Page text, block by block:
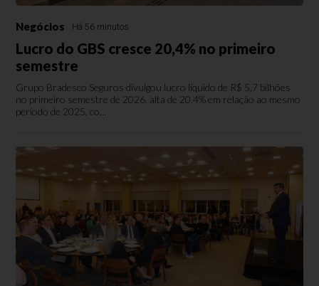
Negócios Há 56 minutos
Lucro do GBS cresce 20,4% no primeiro
semestre
Grupo Bradesco Seguros divulgou lucro líquido de R$ 5,7 bilhões
no primeiro semestre de 2026, alta de 20,4% em relação ao mesmo
período de 2025, co...